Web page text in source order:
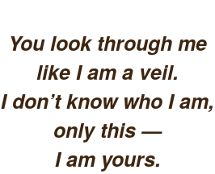
You look through me
like I am a veil.
I don’t know who I am,
only this —
I am yours.